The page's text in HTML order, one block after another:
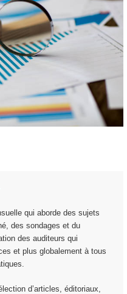
qui aborde des sujets
des sondages et du
des auditeurs qui
et plus globalement à tous
d’articles, éditoriaux,